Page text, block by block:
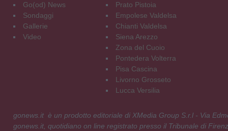
Go(od) News
Sondaggi
Gallerie
Video
Prato Pistoia
Empolese Valdelsa
Chianti Valdelsa
Siena Arezzo
Zona del Cuoio
Pontedera Volterra
Pisa Cascina
Livorno Grosseto
Lucca Versilia
gonews.it è un prodotto editoriale di XMedia Group S.r.l - Via
gonews.it, quotidiano on line registrato presso il Tribunale di